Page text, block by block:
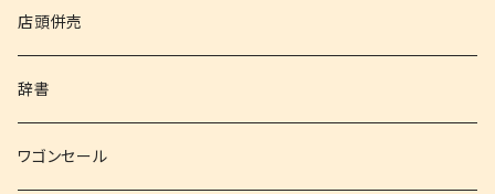
店頭併売
辞書
ワゴンセール